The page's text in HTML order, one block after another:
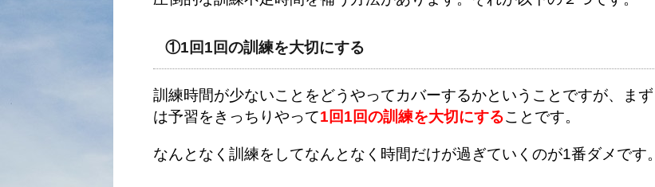
①1回1回の訓練を大切にする
訓練時間が少ないことをどうやってカバーするかということですが、まず
は予習をきっちりやって1回1回の訓練を大切にすることです。
なんとなく訓練をしてなんとなく時間だけが過ぎていくのが1番ダメです。